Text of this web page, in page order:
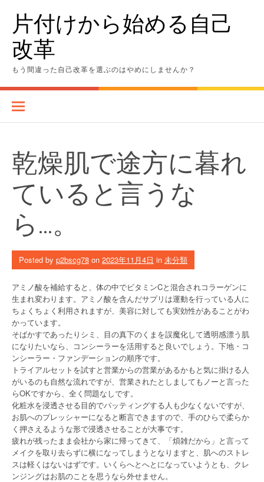
content片付けから始める自己
改革
もう間違った自己改革を選ぶのはやめにしませんか？
乾燥肌で途方に暮れ
ていると言うな
ら…。
Posted by p2bscg78 on 2023年11月4日 in 未分類
アミノ酸を補給すると、体の中でビタミンCと混合されコラーゲンに
生まれ変わります。アミノ酸を含んだサプリは運動を行っている人に
ちょくちょく利用されますが、美容に対しても実効性があることがわ
かっています。
そばかすであったりシミ、目の真下のくまを誤魔化して透明感漂う肌
になりたいなら、コンシーラーを活用すると良いでしょう。下地・コ
ンシーラー・ファンデーションの順序です。
トライアルセットを試すと営業からの営業があるかもと気に掛ける人
がいるのも自然な流れですが、営業されたとしましてもノーと言った
らOKですから、全く問題なしです。
化粧水を浸透させる目的でパッティングする人も少なくないですが、
お肌へのプレッシャーになると断言できますので、手のひらで柔らか
く押さえるような形で浸透させることが大事です。
疲れが残ったまま会社から家に帰ってきて、「煩雑だから」と言って
メイクを取り去らずに横になってしまうとなりますと、肌へのストレ
スは軽くはないはずです。いくらへとへとになっていようとも、クレ
ンジングはお肌のことを思うなら外せません。